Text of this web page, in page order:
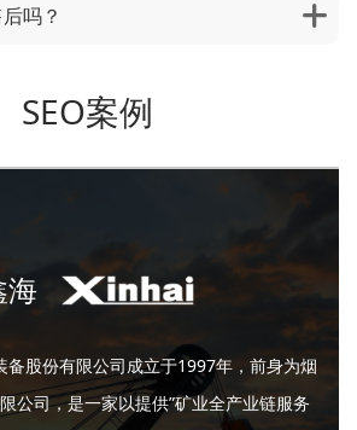
吗？
SEO案例
海
备股份有限公司成立于1997年，前身为烟
公司，是一家以提供”矿业全产业链服务